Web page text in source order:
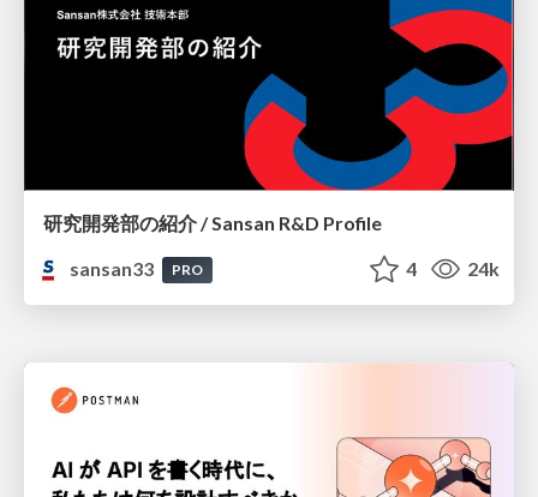
研究開発部の紹介 / Sansan R&D Profile
sansan33
PRO 4 24k